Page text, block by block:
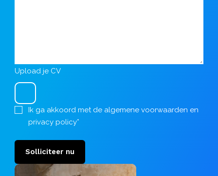
Upload je CV
Ik ga akkoord met de algemene voorwaarden en
privacy policy*
Solliciteer nu